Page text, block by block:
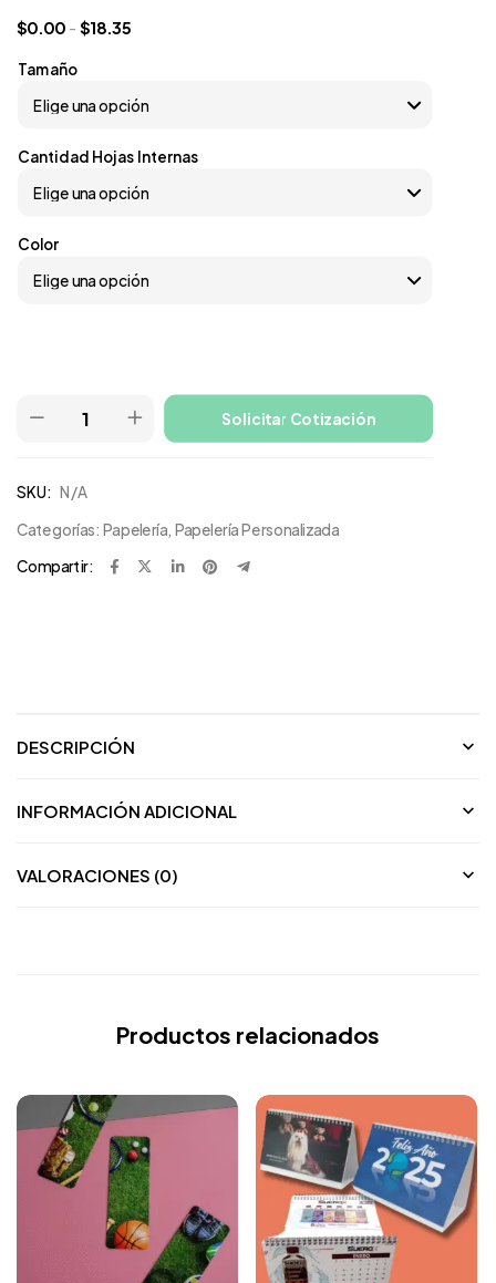
$0.00 - $18.35
Tamaño
Cantidad Hojas Internas
Color
Solicitar Cotización
SKU: N/A
Categorías:Papelería,Papelería Personalizada
Compartir:
DESCRIPCIÓN
INFORMACIÓN ADICIONAL
VALORACIONES (0)
Productos relacionados